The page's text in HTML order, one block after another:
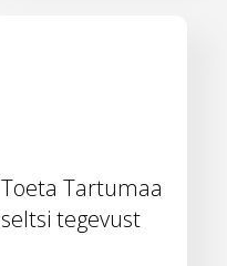
Toeta Tartumaa
seltsi tegevust